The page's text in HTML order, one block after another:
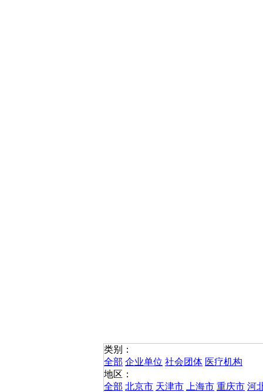
类别：
全部 企业单位 社会团体 医疗机构
地区：
全部 北京市 天津市 上海市 重庆市 河